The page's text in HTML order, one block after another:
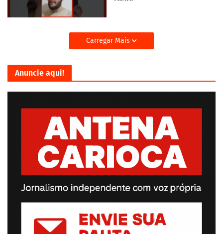
Carregar Mais
Anuncie aqui!